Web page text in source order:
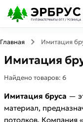
Главная Имитация
Имитация
Найдено товаров: 6
Имитация бруса —
материал,
потолков. Компания